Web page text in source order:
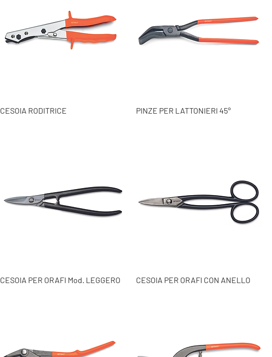
CESOIA RODITRICE PINZE PER LATTONIERI 45°
CESOIA PER ORAFI Mod. LEGGERO CESOIA PER ORAFI CON ANELLO